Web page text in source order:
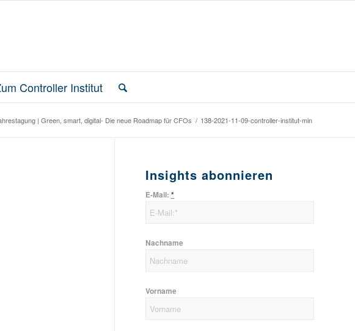
Controller Institut
| Green, smart, digital- Die neue Roadmap für CFOs / 138-2021-11-09-controller-institut-min
Insights abonnieren
E-Mail:*
Nachname
Vorname